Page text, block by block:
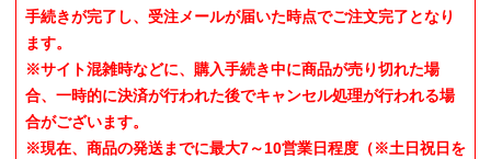
手続きが完了し、受注メールが届いた時点でご注文完了となり
ます。
※サイト混雑時などに、購入手続き中に商品が売り切れた場
合、一時的に決済が行われた後でキャンセル処理が行われる場
合がございます。
※現在、商品の発送までに最大7～10営業日程度（※土日祝日を